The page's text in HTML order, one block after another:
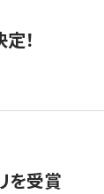
！
を受賞